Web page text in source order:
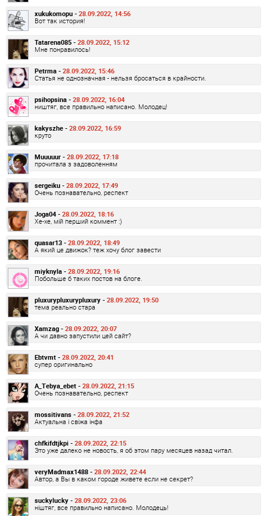
xukukomopu - 28.09.2022, 14:56
Вот так история!
Tatarena085 - 28.09.2022, 15:12
Мне понравилось!
Petrma - 28.09.2022, 15:46
Статья не однозначная - нельзя бросаться в крайности.
psihopsina - 28.09.2022, 16:04
ништяг, все правильно написано. Молодец!
kakyszhe - 28.09.2022, 16:59
круто
Muuuuur - 28.09.2022, 17:18
прочитала з задоволенням
sergeiku - 28.09.2022, 17:49
Очень познавательно, респект
Joga04 - 28.09.2022, 18:16
Хе-хе, мій перший коммент :)
quasar13 - 28.09.2022, 18:49
А який це движок? теж хочу блог завести
miyknyla - 28.09.2022, 19:16
Побольше б таких постов на блоге.
pluxurypluxurypluxury - 28.09.2022, 19:50
тема реально стара
Xamzag - 28.09.2022, 20:07
А чи давно запустили цей сайт?
Ebtvmt - 28.09.2022, 20:41
супер оригинально
A_Tebya_ebet - 28.09.2022, 21:15
Очень познавательно, респект
mossitivans - 28.09.2022, 21:52
Актуальна і свіжа інфа
chfkifdtjkpi - 28.09.2022, 22:15
Это уже далеко не новость, я об этом пару месяцев назад читал.
veryMadmax1488 - 28.09.2022, 22:44
Автор, а Вы в каком городе живете если не секрет?
suckylucky - 28.09.2022, 23:06
ніштяг, все правильно написано. Молодець!